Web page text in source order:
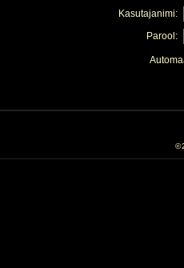
Kasutajanimi:
Parool:
©